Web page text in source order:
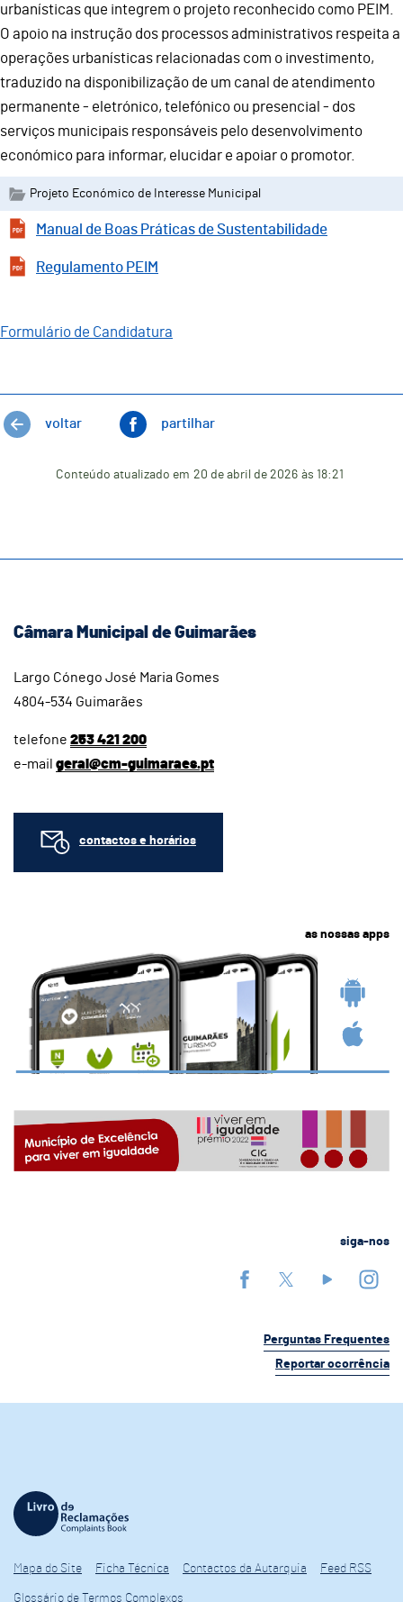
urbanísticas que integrem o projeto reconhecido como PEIM.
O apoio na instrução dos processos administrativos respeita a
operações urbanísticas relacionadas com o investimento,
traduzido na disponibilização de um canal de atendimento
permanente - eletrónico, telefónico ou presencial - dos
serviços municipais responsáveis pelo desenvolvimento
económico para informar, elucidar e apoiar o promotor.
Projeto Económico de Interesse Municipal
Manual de Boas Práticas de Sustentabilidade
Regulamento PEIM
Formulário de Candidatura
voltar partilhar
Conteúdo atualizado em 20 de abril de 2026 às 18:21
Câmara Municipal de Guimarães
Largo Cónego José Maria Gomes
4804-534 Guimarães
telefone 253 421 200
e-mail geral@cm-guimaraes.pt
contactos e horários
as nossas apps
siga-nos
Perguntas Frequentes
Reportar ocorrência
Mapa do Site Ficha Técnica Contactos da Autarquia Feed RSS
Glossário de Termos Complexos